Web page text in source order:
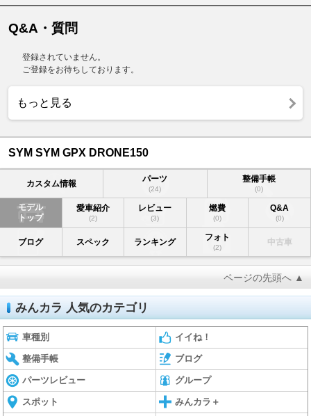
Q&A・質問
登録されていません。
ご登録をお待ちしております。
もっと見る
SYM SYM GPX DRONE150
カスタム情報 パーツ
(24)
整備手帳
(0)
モデル
トップ
愛車紹介
(2)
レビュー
(3)
燃費
(0)
Q&A
(0)
ブログ スペック ランキング フォト
(2)
中古車
ページの先頭へ ▲
みんカラ 人気のカテゴリ
車種別 イイね！
整備手帳 ブログ
パーツレビュー グループ
スポット みんカラ＋